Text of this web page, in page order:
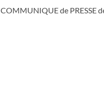
COMMUNIQUE de PRESSE